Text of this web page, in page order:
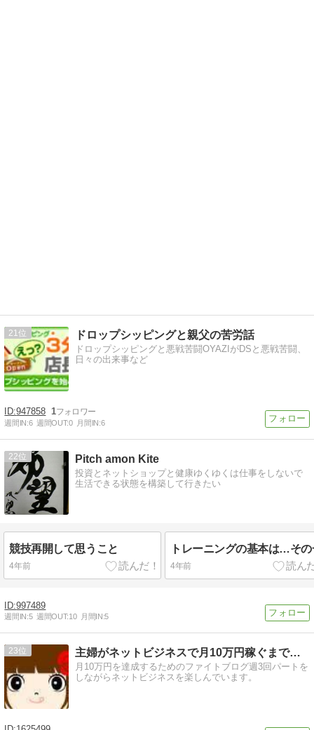
21 ドロップシッピングと親父の苦労話
ドロップシッピングと悪戦苦闘OYAZIがDSと悪戦苦闘、
日々の出来事など
947858 1
週間IN:6 週間OUT:0 月間IN:6
22 Pitch amon Kite
投資とネットショップと健康ゆくゆくは仕事をしないで
生活できる状態を構築して行きたい
競技再開して思うこと
4年前
トレーニングの基本は…その
4年前
997489
週間IN:5 週間OUT:10 月間IN:5
23 主婦がネットビジネスで月10万円稼ぐまでのブログ
月10万円を達成するためのファイトブログ週3回パートを
しながらネットビジネスを楽しんでいます。